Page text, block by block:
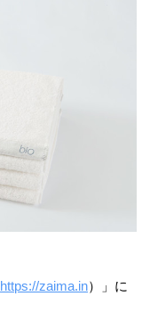
https://zaima.in）」に